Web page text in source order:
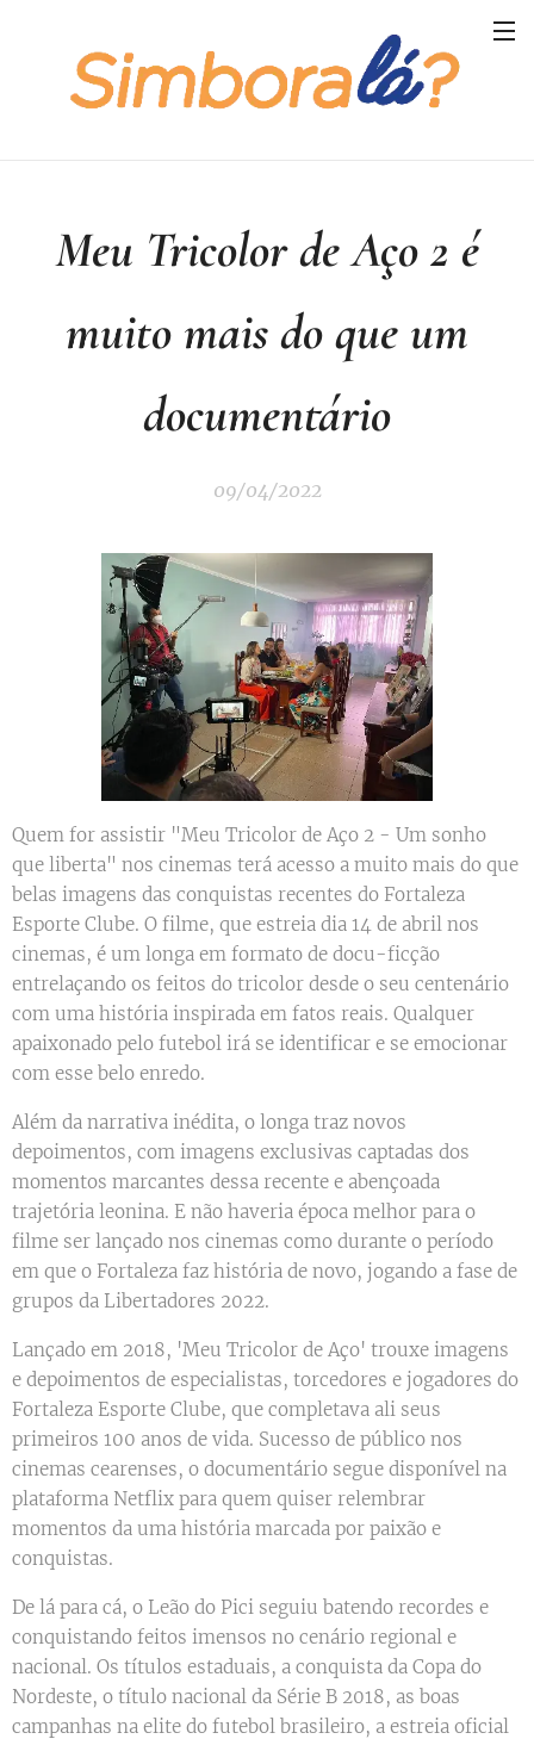
Meu Tricolor de Aço 2 é
muito mais do que um
documentário
09/04/2022
Quem for assistir "Meu Tricolor de Aço 2 - Um sonho
que liberta" nos cinemas terá acesso a muito mais do que
belas imagens das conquistas recentes do Fortaleza
Esporte Clube. O filme, que estreia dia 14 de abril nos
cinemas, é um longa em formato de docu-ficção
entrelaçando os feitos do tricolor desde o seu centenário
com uma história inspirada em fatos reais. Qualquer
apaixonado pelo futebol irá se identificar e se emocionar
com esse belo enredo.
Além da narrativa inédita, o longa traz novos
depoimentos, com imagens exclusivas captadas dos
momentos marcantes dessa recente e abençoada
trajetória leonina. E não haveria época melhor para o
filme ser lançado nos cinemas como durante o período
em que o Fortaleza faz história de novo, jogando a fase de
grupos da Libertadores 2022.
Lançado em 2018, 'Meu Tricolor de Aço' trouxe imagens
e depoimentos de especialistas, torcedores e jogadores do
Fortaleza Esporte Clube, que completava ali seus
primeiros 100 anos de vida. Sucesso de público nos
cinemas cearenses, o documentário segue disponível na
plataforma Netflix para quem quiser relembrar
momentos da uma história marcada por paixão e
conquistas.
De lá para cá, o Leão do Pici seguiu batendo recordes e
conquistando feitos imensos no cenário regional e
nacional. Os títulos estaduais, a conquista da Copa do
Nordeste, o título nacional da Série B 2018, as boas
campanhas na elite do futebol brasileiro, a estreia oficial